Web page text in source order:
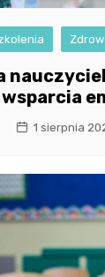
1 sierpnia